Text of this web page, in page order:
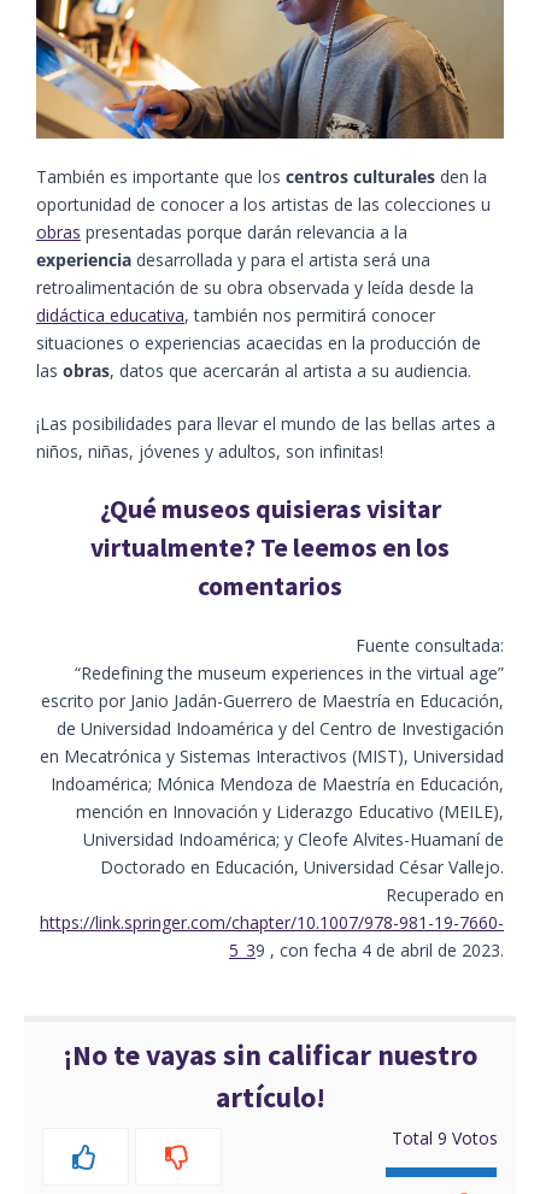
También es importante que los centros culturales den la
oportunidad de conocer a los artistas de las colecciones u
obras presentadas porque darán relevancia a la
experiencia desarrollada y para el artista será una
retroalimentación de su obra observada y leída desde la
didáctica educativa, también nos permitirá conocer
situaciones o experiencias acaecidas en la producción de
las obras, datos que acercarán al artista a su audiencia.
¡Las posibilidades para llevar el mundo de las bellas artes a
niños, niñas, jóvenes y adultos, son infinitas!
¿Qué museos quisieras visitar
virtualmente? Te leemos en los
comentarios
Fuente consultada:
“Redefining the museum experiences in the virtual age”
escrito por Janio Jadán-Guerrero de Maestría en Educación,
de Universidad Indoamérica y del Centro de Investigación
en Mecatrónica y Sistemas Interactivos (MIST), Universidad
Indoamérica; Mónica Mendoza de Maestría en Educación,
mención en Innovación y Liderazgo Educativo (MEILE),
Universidad Indoamérica; y Cleofe Alvites-Huamaní de
Doctorado en Educación, Universidad César Vallejo.
Recuperado en
https://link.springer.com/chapter/10.1007/978-981-19-7660-
5_39 , con fecha 4 de abril de 2023.
¡No te vayas sin calificar nuestro
artículo!
Total 9 Votos